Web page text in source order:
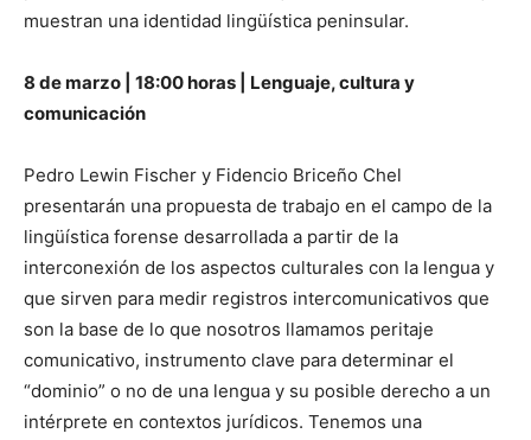
muestran una identidad lingüística peninsular.
8 de marzo | 18:00 horas | Lenguaje, cultura y
comunicación
Pedro Lewin Fischer y Fidencio Briceño Chel
presentarán una propuesta de trabajo en el campo de la
lingüística forense desarrollada a partir de la
interconexión de los aspectos culturales con la lengua y
que sirven para medir registros intercomunicativos que
son la base de lo que nosotros llamamos peritaje
comunicativo, instrumento clave para determinar el
“dominio” o no de una lengua y su posible derecho a un
intérprete en contextos jurídicos. Tenemos una